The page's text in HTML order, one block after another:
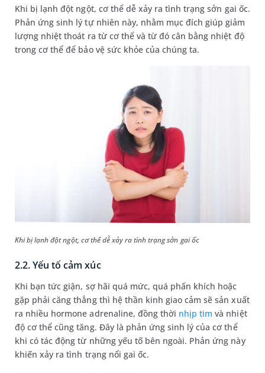
Khi bị lạnh đột ngột, cơ thể dễ xảy ra tình trạng sởn gai ốc.
Phản ứng sinh lý tự nhiên này, nhằm mục đích giúp giảm
lượng nhiệt thoát ra từ cơ thể và từ đó cân bằng nhiệt độ
trong cơ thể để bảo vệ sức khỏe của chúng ta.
Khi bị lạnh đột ngột, cơ thể dễ xảy ra tình trạng sởn gai ốc
2.2. Yếu tố cảm xúc
Khi bạn tức giận, sợ hãi quá mức, quá phấn khích hoặc
gặp phải căng thẳng thì hệ thần kinh giao cảm sẽ sản xuất
ra nhiều hormone adrenaline, đồng thời nhịp tim và nhiệt
độ cơ thể cũng tăng. Đây là phản ứng sinh lý của cơ thể
khi có tác động từ những yếu tố bên ngoài. Phản ứng này
khiến xảy ra tình trạng nổi gai ốc.